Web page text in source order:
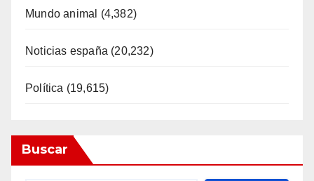
Mundo animal (4,382)
Noticias españa (20,232)
Política (19,615)
Buscar